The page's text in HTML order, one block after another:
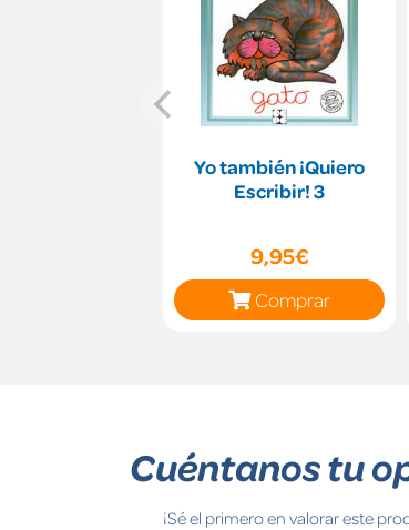
Yo también ¡Quiero
Escribir! 3
9,95€
Comprar
Cuéntanos tu
¡Sé el primero en valorar este